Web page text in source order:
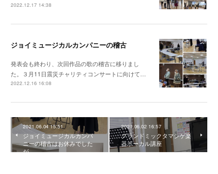
2022.12.17 14:38
ジョイミュージカルカンパニーの稽古
発表会も終わり、次回作品の歌の稽古に移りまし
た。３月11日震災チャリティコンサートに向けて…
2022.12.16 16:08
2021.06.04 15:51
ジョイミュージカルカンパ
ニーの稽古はお休みでした
が。
2021.06.02 16:57
グランドミックタマシゲ楽
器ボーカル講座